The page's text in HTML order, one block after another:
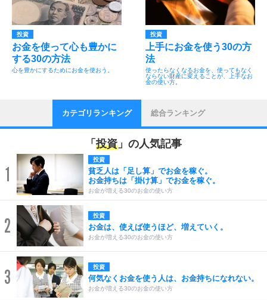
投資
お金を使って心も豊かに
する30の方法
心を豊かにするためにお金を使おう。
投資
上手にお金を使う30の方
法
使ったらなくなるお金を、使ってもなく
ならない財産に変えることが、上手なお
金の使い方。
カテゴリランキング 総合ランキング
「投資 」の人気記事
1
投資
貧乏人は「足し算」でお金を稼ぐ。
お金持ちは「掛け算」でお金を稼ぐ。
お金が増える30のお金の使い方
2 投資
お金は、使えば使うほど、増えていく。
お金が増える30のお金の使い方
3 投資
何気なくお金を使う人は、お金持ちになれない。
お金が増える30のお金の使い方